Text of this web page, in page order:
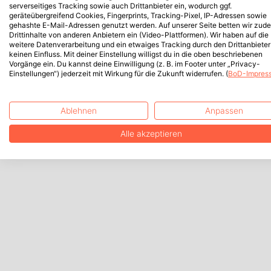
serverseitiges Tracking sowie auch Drittanbieter ein, wodurch ggf.
geräteübergreifend Cookies, Fingerprints, Tracking-Pixel, IP-Adressen sowie
gehashte E-Mail-Adressen genutzt werden. Auf unserer Seite betten wir
Drittinhalte von anderen Anbietern ein (Video-Plattformen). Wir haben auf die
weitere Datenverarbeitung und ein etwaiges Tracking durch den Drittanbieter
keinen Einfluss. Mit deiner Einstellung willigst du in die oben beschriebenen
Vorgänge ein. Du kannst deine Einwilligung (z. B. im Footer unter „Privacy-
Einstellungen“) jederzeit mit Wirkung für die Zukunft widerrufen. (BoD-
Ablehnen Anpassen
Alle akzeptieren